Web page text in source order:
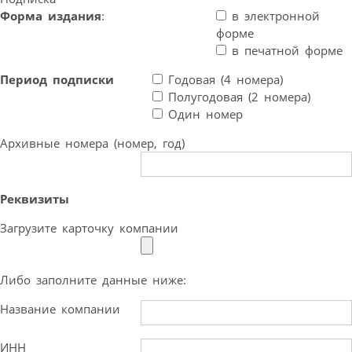
Форма издания:
в электронной
форме
в печатной форме
Период подписки
Годовая (4 номера)
Полугодовая (2 номера)
Один номер
Архивные номера (номер, год)
Реквизиты
Загрузите карточку компании
Либо заполните данные ниже:
Название компании
ИНН